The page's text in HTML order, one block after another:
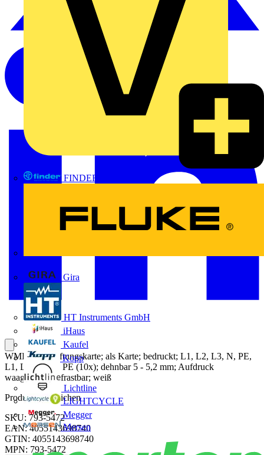
FINDER
Gira
HT Instruments GmbH
iHaus
Kaufel
Kopp
Lichtline
LIGHTCYCLE
Megger
Mersen
WMB-Beschriftungskarte; als Karte; bedruckt; L1, L2, L3, N, PE,
L1, L2, L3, N, PE (10x); dehnbar 5 - 5,2 mm; Aufdruck
waagerecht; aufrastbar; weiß
Produktkennzeichen
SKU: 793-5472
EAN: 4055143698740
GTIN: 4055143698740
MPN: 793-5472